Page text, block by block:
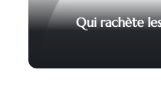
Qui rachète